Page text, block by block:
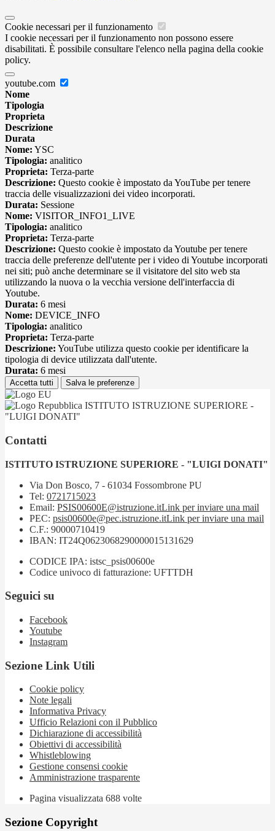
Cookie necessari per il funzionamento
I cookie necessari per il funzionamento non possono essere
disabilitati. È possibile consultare l'elenco nella pagina della cookie
policy.
youtube.com
Nome
Tipologia
Proprieta
Descrizione
Durata
Nome: YSC
Tipologia: analitico
Proprieta: Terza-parte
Descrizione: Questo cookie è impostato da YouTube per tenere
traccia delle visualizzazioni dei video incorporati.
Durata: Sessione
Nome: VISITOR_INFO1_LIVE
Tipologia: analitico
Proprieta: Terza-parte
Descrizione: Questo cookie è impostato da Youtube per tenere
traccia delle preferenze dell'utente per i video di Youtube incorporati
nei siti; può anche determinare se il visitatore del sito web sta
utilizzando la nuova o la vecchia versione dell'interfaccia di
Youtube.
Durata: 6 mesi
Nome: DEVICE_INFO
Tipologia: analitico
Proprieta: Terza-parte
Descrizione: YouTube utilizza questo cookie per identificare la
tipologia di device utilizzata dall'utente.
Durata: 6 mesi
Accetta tutti Salva le preferenze
ISTITUTO ISTRUZIONE SUPERIORE -
"LUIGI DONATI"
Contatti
ISTITUTO ISTRUZIONE SUPERIORE - "LUIGI DONATI"
Via Don Bosco, 7 - 61034 Fossombrone PU
Tel: 0721715023
Email: PSIS00600E@istruzione.itLink per inviare una mail
PEC: psis00600e@pec.istruzione.itLink per inviare una mail
C.F.: 90000710419
IBAN: IT24Q0623068290000015131629
CODICE IPA: istsc_psis00600e
Codice univoco di fatturazione: UFTTDH
Seguici su
Facebook
Youtube
Instagram
Sezione Link Utili
Cookie policy
Note legali
Informativa Privacy
Ufficio Relazioni con il Pubblico
Dichiarazione di accessibilità
Obiettivi di accessibilità
Whistleblowing
Gestione consensi cookie
Amministrazione trasparente
Pagina visualizzata 688 volte
Sezione Copyright